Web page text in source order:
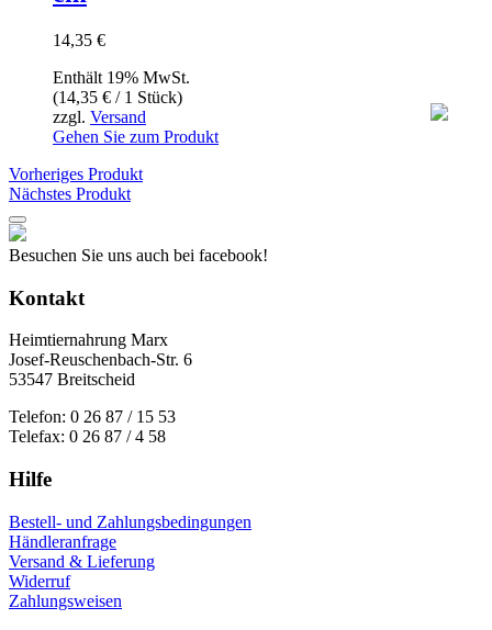
14,35 €
Enthält 19% MwSt.
(14,35 € / 1 Stück)
zzgl. Versand
Gehen Sie zum Produkt
Vorheriges Produkt
Nächstes Produkt
Besuchen Sie uns auch bei facebook!
Kontakt
Heimtiernahrung Marx
Josef-Reuschenbach-Str. 6
53547 Breitscheid
Telefon: 0 26 87 / 15 53
Telefax: 0 26 87 / 4 58
Hilfe
Bestell- und Zahlungsbedingungen
Händleranfrage
Versand & Lieferung
Widerruf
Zahlungsweisen